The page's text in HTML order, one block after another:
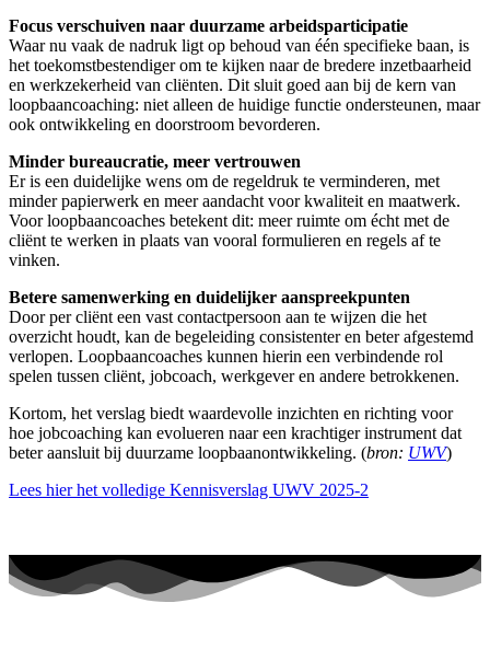
Focus verschuiven naar duurzame arbeidsparticipatie
Waar nu vaak de nadruk ligt op behoud van één specifieke baan, is
het toekomstbestendiger om te kijken naar de bredere inzetbaarheid
en werkzekerheid van cliënten. Dit sluit goed aan bij de kern van
loopbaancoaching: niet alleen de huidige functie ondersteunen, maar
ook ontwikkeling en doorstroom bevorderen.
Minder bureaucratie, meer vertrouwen
Er is een duidelijke wens om de regeldruk te verminderen, met
minder papierwerk en meer aandacht voor kwaliteit en maatwerk.
Voor loopbaancoaches betekent dit: meer ruimte om écht met de
cliënt te werken in plaats van vooral formulieren en regels af te
vinken.
Betere samenwerking en duidelijker aanspreekpunten
Door per cliënt een vast contactpersoon aan te wijzen die het
overzicht houdt, kan de begeleiding consistenter en beter afgestemd
verlopen. Loopbaancoaches kunnen hierin een verbindende rol
spelen tussen cliënt, jobcoach, werkgever en andere betrokkenen.
Kortom, het verslag biedt waardevolle inzichten en richting voor
hoe jobcoaching kan evolueren naar een krachtiger instrument dat
beter aansluit bij duurzame loopbaanontwikkeling. (bron: UWV)
Lees hier het volledige Kennisverslag UWV 2025-2